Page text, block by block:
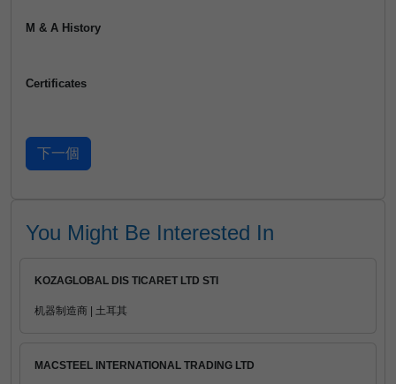
M & A History
Certificates
You Might Be Interested In
KOZAGLOBAL DIS TICARET LTD STI
机器制造商 | 土耳其
MACSTEEL INTERNATIONAL TRADING LTD